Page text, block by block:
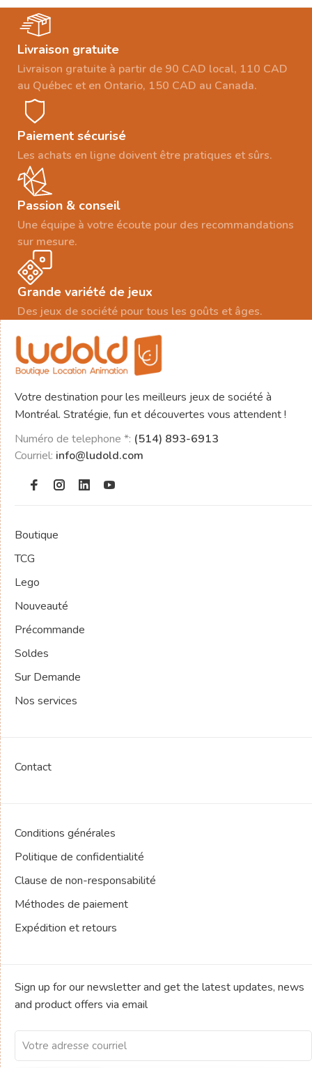
Livraison gratuite
Livraison gratuite à partir de 90 CAD local, 110 CAD
au Québec et en Ontario, 150 CAD au Canada.
Paiement sécurisé
Les achats en ligne doivent être pratiques et sûrs.
Passion & conseil
Une équipe à votre écoute pour des recommandations
sur mesure.
Grande variété de jeux
Des jeux de société pour tous les goûts et âges.
Votre destination pour les meilleurs jeux de société à
Montréal. Stratégie, fun et découvertes vous attendent !
Numéro de telephone *: (514) 893-6913
Courriel: info@ludold.com
Boutique
TCG
Lego
Nouveauté
Précommande
Soldes
Sur Demande
Nos services
Contact
Conditions générales
Politique de confidentialité
Clause de non-responsabilité
Méthodes de paiement
Expédition et retours
Sign up for our newsletter and get the latest updates, news
and product offers via email